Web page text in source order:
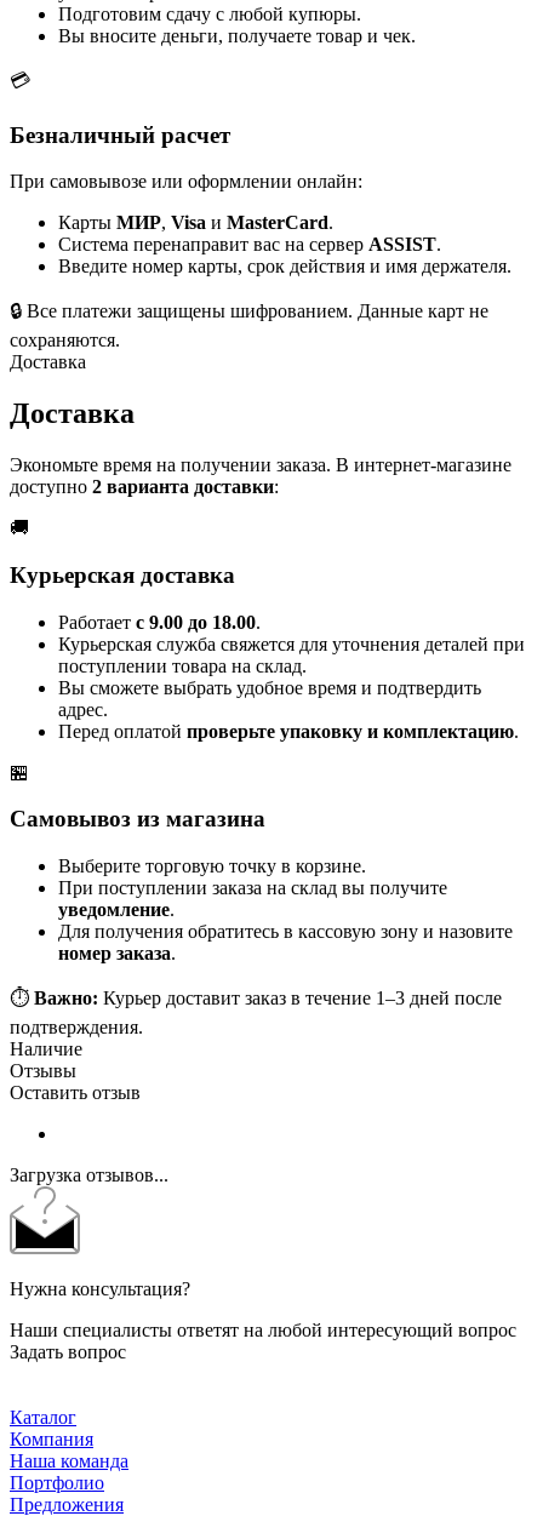
Подготовим сдачу с любой купюры.
Вы вносите деньги, получаете товар и чек.
💳
Безналичный расчет
При самовывозе или оформлении онлайн:
Карты МИР, Visa и MasterCard.
Система перенаправит вас на сервер ASSIST.
Введите номер карты, срок действия и имя держателя.
🔒 Все платежи защищены шифрованием. Данные карт не
сохраняются.
Доставка
Доставка
Экономьте время на получении заказа. В интернет-магазине
доступно 2 варианта доставки:
🚚
Курьерская доставка
Работает с 9.00 до 18.00.
Курьерская служба свяжется для уточнения деталей при
поступлении товара на склад.
Вы сможете выбрать удобное время и подтвердить
адрес.
Перед оплатой проверьте упаковку и комплектацию.
🏪
Самовывоз из магазина
Выберите торговую точку в корзине.
При поступлении заказа на склад вы получите
уведомление.
Для получения обратитесь в кассовую зону и назовите
номер заказа.
⏱️ Важно: Курьер доставит заказ в течение 1–3 дней после
подтверждения.
Наличие
Отзывы
Оставить отзыв
Загрузка отзывов...
Нужна консультация?
Наши специалисты ответят на любой интересующий вопрос
Задать вопрос
Каталог
Компания
Наша команда
Портфолио
Предложения